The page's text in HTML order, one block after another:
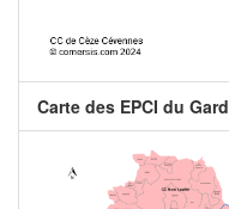
Carte des EPCI du Gard